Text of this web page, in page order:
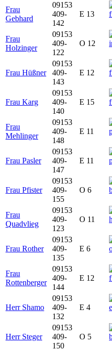
Frau
Gebhard
09153
409-
142
E 13
Frau
Holzinger
09153
409-
122
O 12
Frau Hüßner
09153
409-
143
E 12
Frau Karg
09153
409-
140
E 15
Frau
Mehlinger
09153
409-
148
E 11
Frau Pasler
09153
409-
147
E 11
Frau Pfister
09153
409-
155
O 6
Frau
Quadvlieg
09153
409-
123
O 11
Frau Rother
09153
409-
135
E 6
Frau
Rottenberger
09153
409-
144
E 12
Herr Shamo
09153
409-
132
E 4
Herr Steger
09153
409-
150
O 5